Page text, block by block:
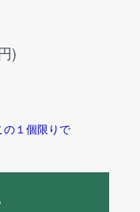
)
１個限りで